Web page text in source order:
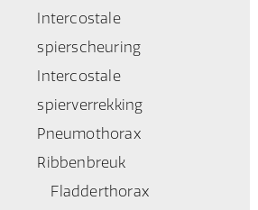
Intercostale
spierscheuring
Intercostale
spierverrekking
Pneumothorax
Ribbenbreuk
Fladderthorax